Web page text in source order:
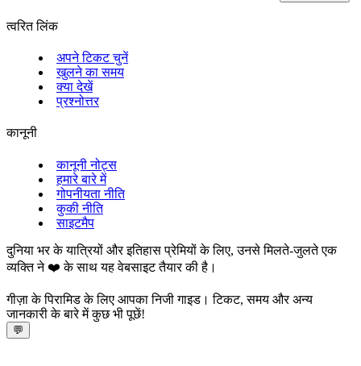
त्वरित लिंक
अपने टिकट चुनें
खुलने का समय
क्या देखें
प्रश्नोत्तर
कानूनी
कानूनी नोट्स
हमारे बारे में
गोपनीयता नीति
कुकी नीति
साइटमैप
दुनिया भर के यात्रियों और इतिहास प्रेमियों के लिए, उनसे मिलते-जुलते एक
व्यक्ति ने ❤️ के साथ यह वेबसाइट तैयार की है।
गीज़ा के पिरामिड के लिए आपका निजी गाइड। टिकट, समय और अन्य
जानकारी के बारे में कुछ भी पूछें!
💬